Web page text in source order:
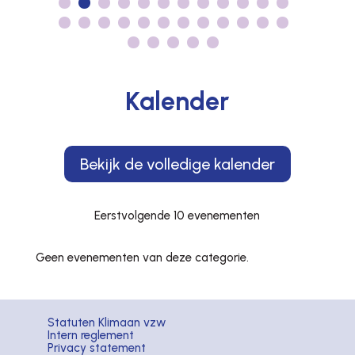
Kalender
Bekijk de volledige kalender
Eerstvolgende 10 evenementen
Geen evenementen van deze categorie.
Statuten Klimaan vzw
Intern reglement
Privacy statement